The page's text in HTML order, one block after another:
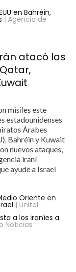
en Bahréin,
| Agencia de
atacó las
misiles este
estadounidenses
Árabes
Bahréin y Kuwait
nuevos ataques,
iraní
ayude a Israel
Oriente en
| Unitel
a los iraníes a
Noticias